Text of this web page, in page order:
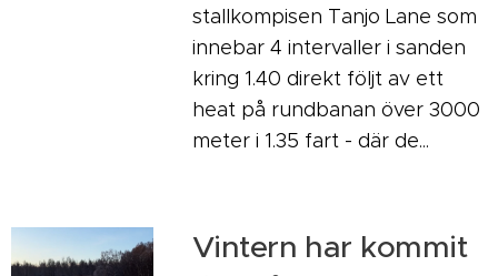
stallkompisen Tanjo Lane som
innebar 4 intervaller i sanden
kring 1.40 direkt följt av ett
heat på rundbanan över 3000
meter i 1.35 fart - där de...
Vintern har kommit